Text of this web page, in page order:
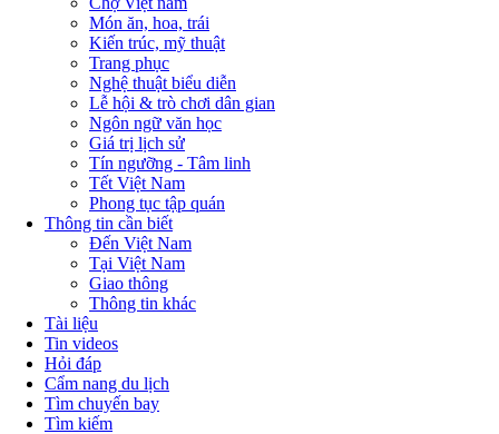
Món ăn, hoa, trái
Kiến trúc, mỹ thuật
Trang phục
Nghệ thuật biểu diễn
Lễ hội & trò chơi dân gian
Ngôn ngữ văn học
Giá trị lịch sử
Tín ngưỡng - Tâm linh
Tết Việt Nam
Phong tục tập quán
Thông tin cần biết
Đến Việt Nam
Tại Việt Nam
Giao thông
Thông tin khác
Tài liệu
Tin videos
Hỏi đáp
Cẩm nang du lịch
Tìm chuyến bay
Tìm kiếm